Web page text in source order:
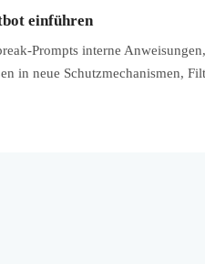
einführen
Prompts interne
in neue Schutzmechanismen,